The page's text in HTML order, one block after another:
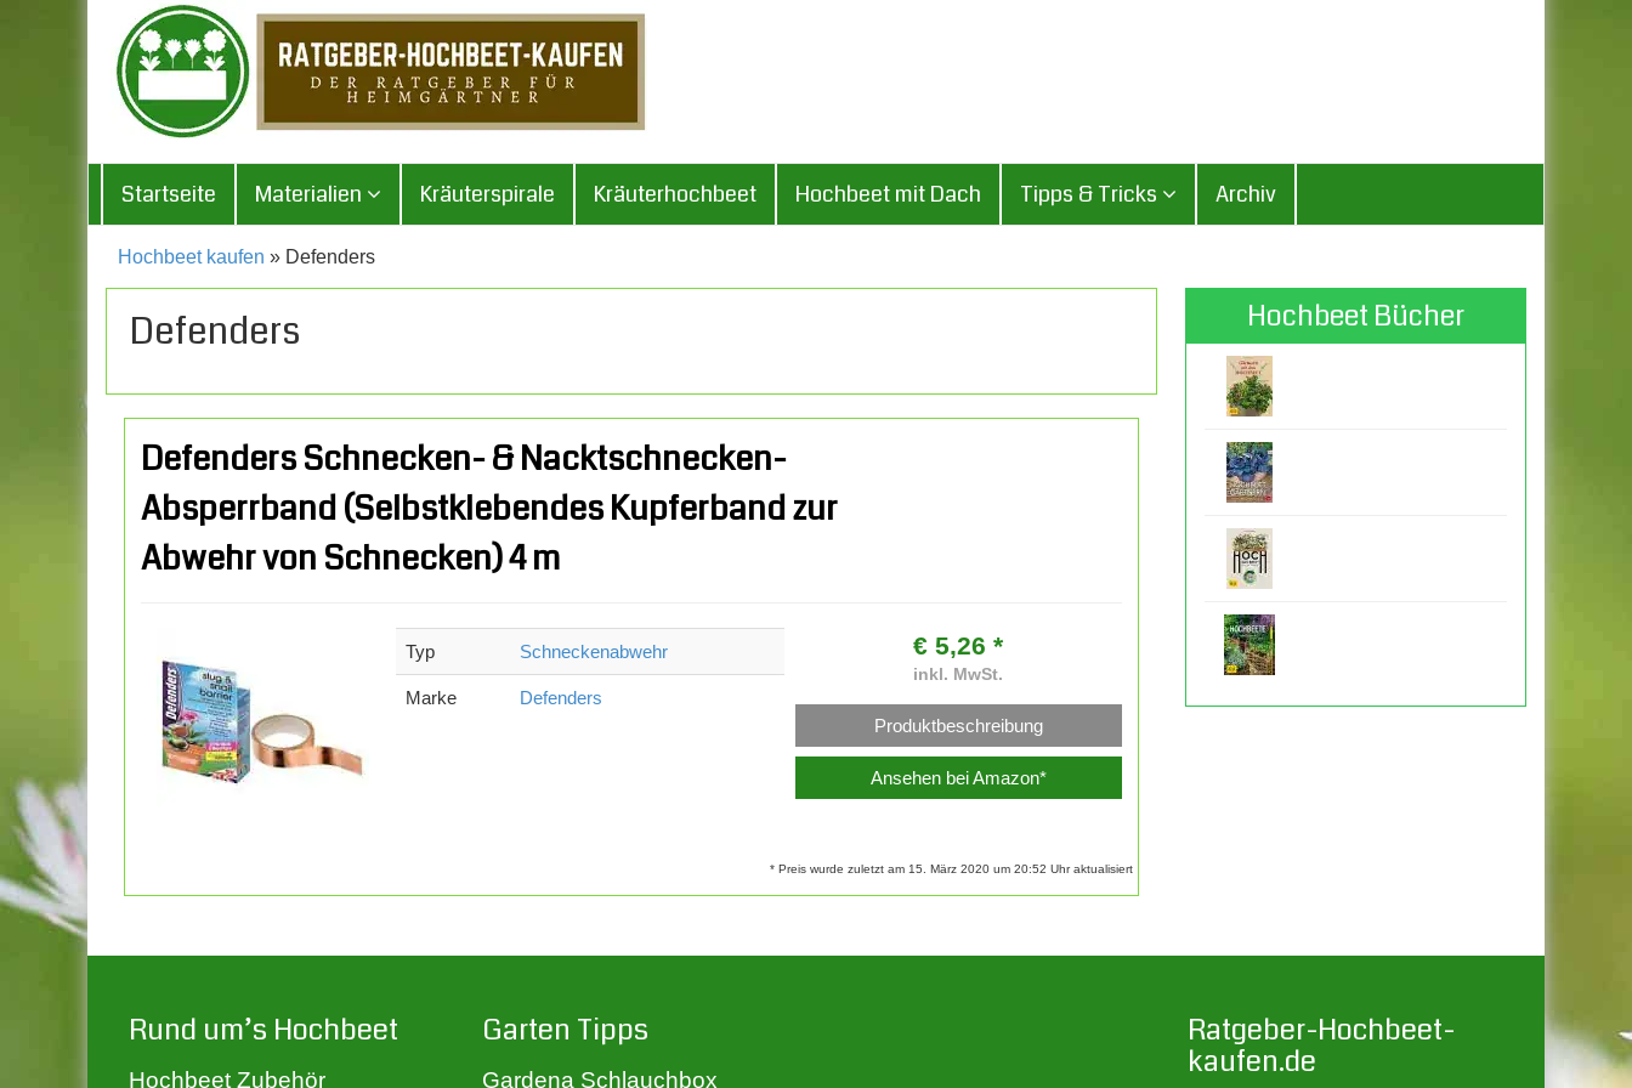
Startseite Materialien Kräuterspirale Kräuterhochbeet Hochbeet mit Dach Tipps & Tricks Archiv
Hochbeet kaufen » Defenders
Defenders
Defenders Schnecken- & Nacktschnecken-
Absperrband (Selbstklebendes Kupferband zur
Abwehr von Schnecken) 4 m
Typ Schneckenabwehr
Marke Defenders
€ 5,26 *
inkl. MwSt.
Produktbeschreibung
Ansehen bei Amazon*
* Preis wurde zuletzt am 15. März 2020 um 20:52 Uhr aktualisiert
Hochbeet Bücher
Rund um’s Hochbeet
Hochbeet Zubehör
Garten Tipps
Gardena Schlauchbox
Ratgeber-Hochbeet-
kaufen.de